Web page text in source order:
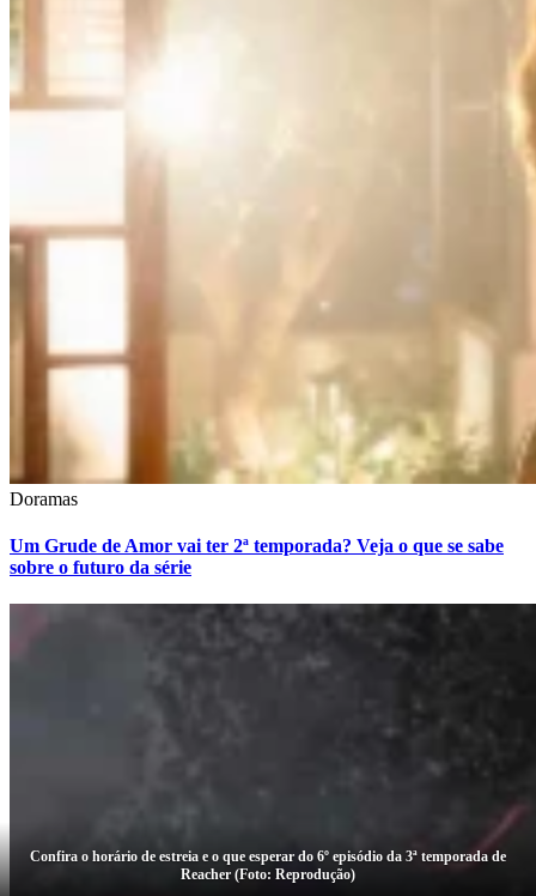
Confira o horário de estreia e o que esperar do 6º episódio da 3ª temporada de
Reacher (Foto: Reprodução)
Doramas
Um Grude de Amor vai ter 2ª temporada? Veja o que se sabe
sobre o futuro da série